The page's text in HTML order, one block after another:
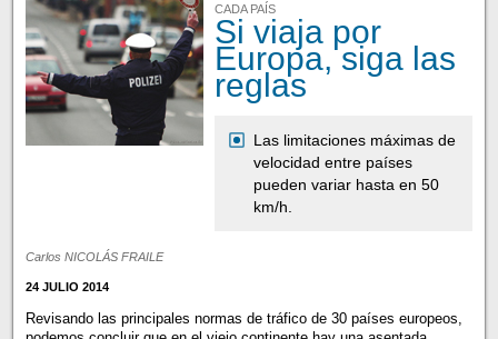
CADA PAÍS
Si viaja por
Europa, siga las
reglas
Las limitaciones máximas de
velocidad entre países
pueden variar hasta en 50
km/h.
Carlos NICOLÁS FRAILE
24 JULIO 2014
Revisando las principales normas de tráfico de 30 países europeos,